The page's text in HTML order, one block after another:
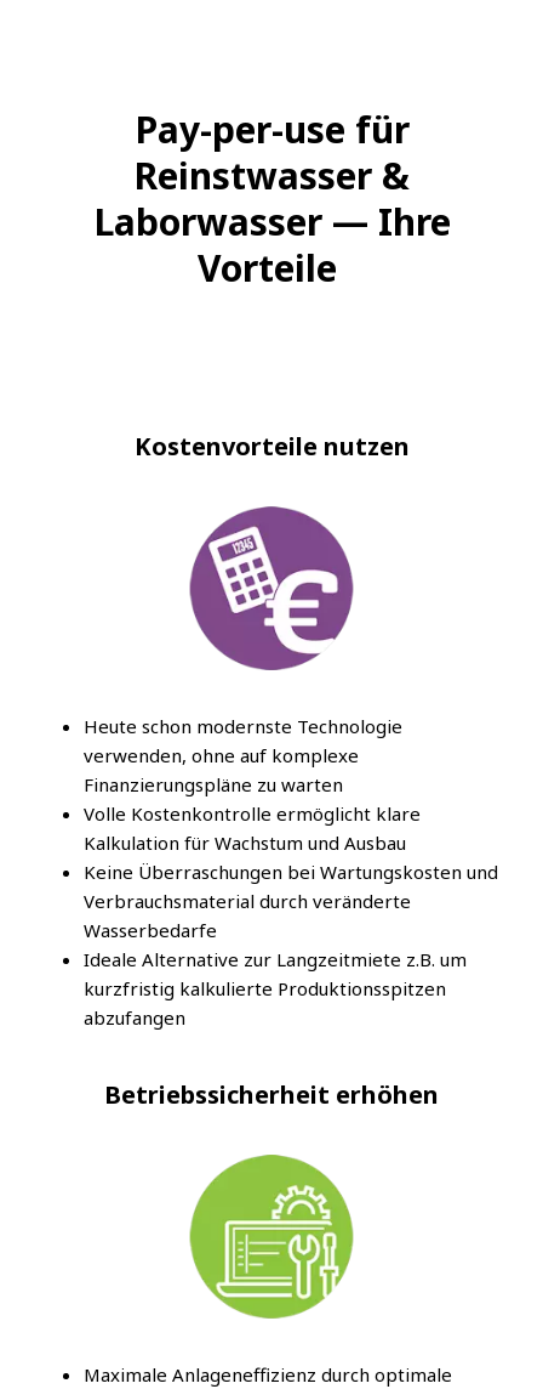
Pay-per-use für
Reinstwasser &
Laborwasser — Ihre
Vorteile
Kostenvorteile nutzen
Heute schon modernste Technologie
verwenden, ohne auf komplexe
Finanzierungspläne zu warten
Volle Kostenkontrolle ermöglicht klare
Kalkulation für Wachstum und Ausbau
Keine Überraschungen bei Wartungskosten und
Verbrauchsmaterial durch veränderte
Wasserbedarfe
Ideale Alternative zur Langzeitmiete z.B. um
kurzfristig kalkulierte Produktionsspitzen
abzufangen
Betriebssicherheit erhöhen
Maximale Anlageneffizienz durch optimale